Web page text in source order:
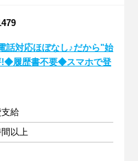
話対応ほぼなし♪だから"始
!◆履歴書不要◆スマホで登
給
以上